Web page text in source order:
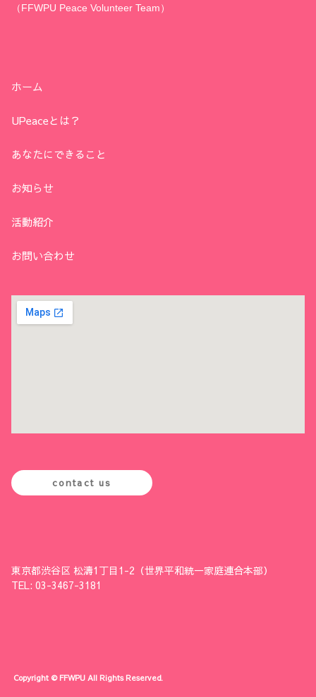
（FFWPU Peace Volunteer Team）
ホーム
UPeaceとは？
あなたにできること
お知らせ
活動紹介
お問い合わせ
contact us
東京都渋谷区 松濤1丁目1-2（世界平和統一家庭連合本部）
TEL: 03-3467-3181
Copyright © FFWPU All Rights Reserved.